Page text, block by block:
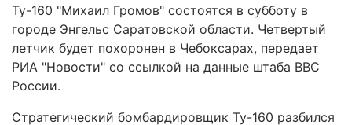
Ту-160 "Михаил Громов" состоятся в субботу в
городе Энгельс Саратовской области. Четвертый
летчик будет похоронен в Чебоксарах, передает
РИА "Новости" со ссылкой на данные штаба ВВС
России.
Стратегический бомбардировщик Ту-160 разбился